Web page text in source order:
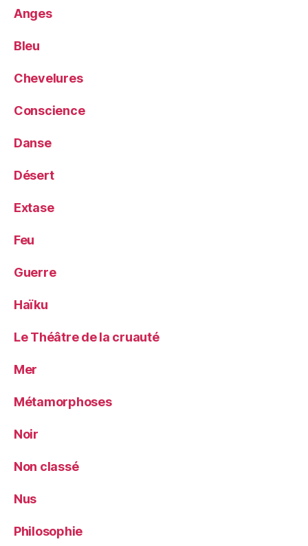
Anges
Bleu
Chevelures
Conscience
Danse
Désert
Extase
Feu
Guerre
Haïku
Le Théâtre de la cruauté
Mer
Métamorphoses
Noir
Non classé
Nus
Philosophie